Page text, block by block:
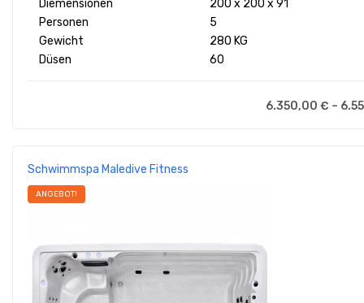
Diemensionen
200 x 200 x 91
Personen
5
Gewicht
280 KG
Düsen
60
6.350,00 € –
Schwimmspa Maledive Fitness
ANGEBOT!